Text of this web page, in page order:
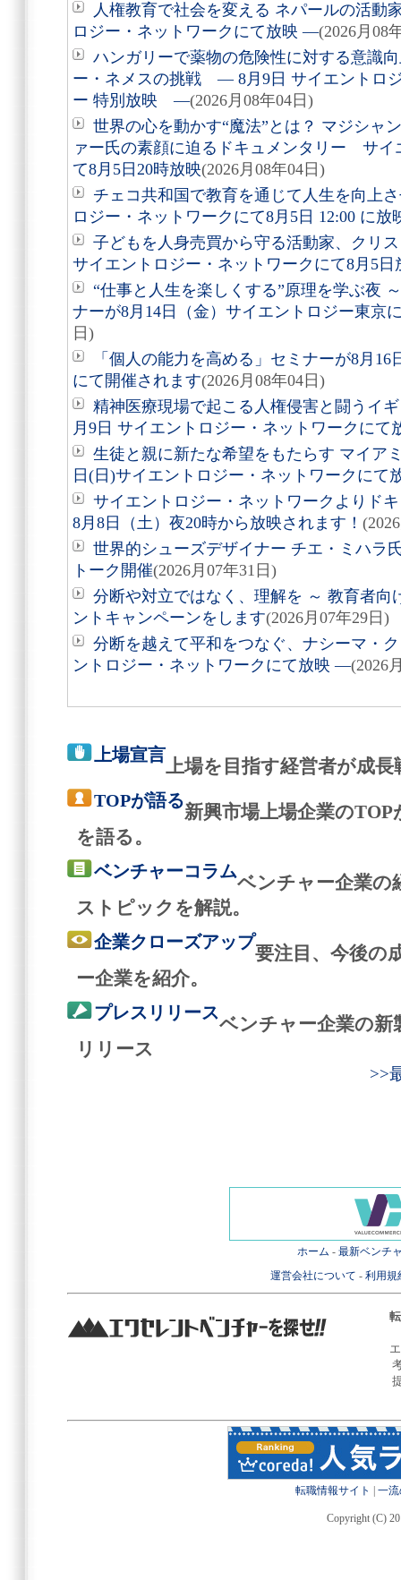
人権教育で社会を変える ネパールの活動
ロジー・ネットワークにて放映 ―(2026月08
ハンガリーで薬物の危険性に対する意識
ー・ネメスの挑戦 ― 8月9日 サイエントロ
ー 特別放映 ―(2026月08年04日)
世界の心を動かす“魔法”とは？ マジシャ
ァー氏の素顔に迫るドキュメンタリー サイ
て8月5日20時放映(2026月08年04日)
チェコ共和国で教育を通じて人生を向上
ロジー・ネットワークにて8月5日 12:00 に放
子どもを人身売買から守る活動家、クリ
サイエントロジー・ネットワークにて8月5
“仕事と人生を楽しくする”原理を学ぶ夜
ナーが8月14日（金）サイエントロジー東京
日)
「個人の能力を高める」セミナーが8月
にて開催されます(2026月08年04日)
精神医療現場で起こる人権侵害と闘うイ
月9日 サイエントロジー・ネットワークにて
生徒と親に新たな希望をもたらす マイア
日(日)サイエントロジー・ネットワークにて
サイエントロジー・ネットワークよりド
8月8日（土）夜20時から放映されます！
世界的シューズデザイナー チエ・ミハラ
トーク開催(2026月07年31日)
分断や対立ではなく、理解を ～ 教育者向
ントキャンペーンをします(2026月07年29日)
分断を越えて平和をつなぐ、ナシーマ・
ントロジー・ネットワークにて放映 ―(2026
上場宣言
上場を目指す経営者が成
TOPが語る
新興市場上場企業の
を語る。
ベンチャーコラム
ベンチャー企業の
ストピックを解説。
企業クローズアップ
要注目、今後の
ー企業を紹介。
プレスリリース
ベンチャー企業の新
リリース
>>
ホーム - 最新ベンチ
運営会社について - 利用規
転職情報サイト 一
Copyright (C)